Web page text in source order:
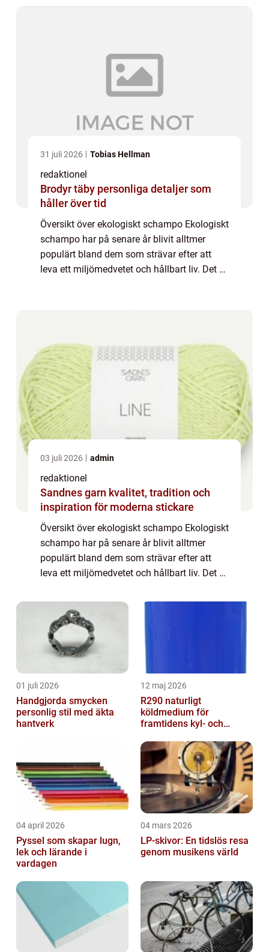
31 juli 2026 Tobias Hellman
redaktionel
Brodyr täby personliga detaljer som
håller över tid
Översikt över ekologiskt schampo Ekologiskt
schampo har på senare år blivit alltmer
populärt bland dem som strävar efter att
leva ett miljömedvetet och hållbart liv. Det är
03 juli 2026 admin
redaktionel
Sandnes garn kvalitet, tradition och
inspiration för moderna stickare
Översikt över ekologiskt schampo Ekologiskt
schampo har på senare år blivit alltmer
populärt bland dem som strävar efter att
leva ett miljömedvetet och hållbart liv. Det är
innehåller naturliga ingrediens...
01 juli 2026
Handgjorda smycken
personlig stil med äkta
hantverk
12 maj 2026
R290 naturligt
köldmedium för
framtidens kyl- och
04 april 2026
Pyssel som skapar lugn,
lek och lärande i
vardagen
04 mars 2026
LP-skivor: En tidslös resa
genom musikens värld